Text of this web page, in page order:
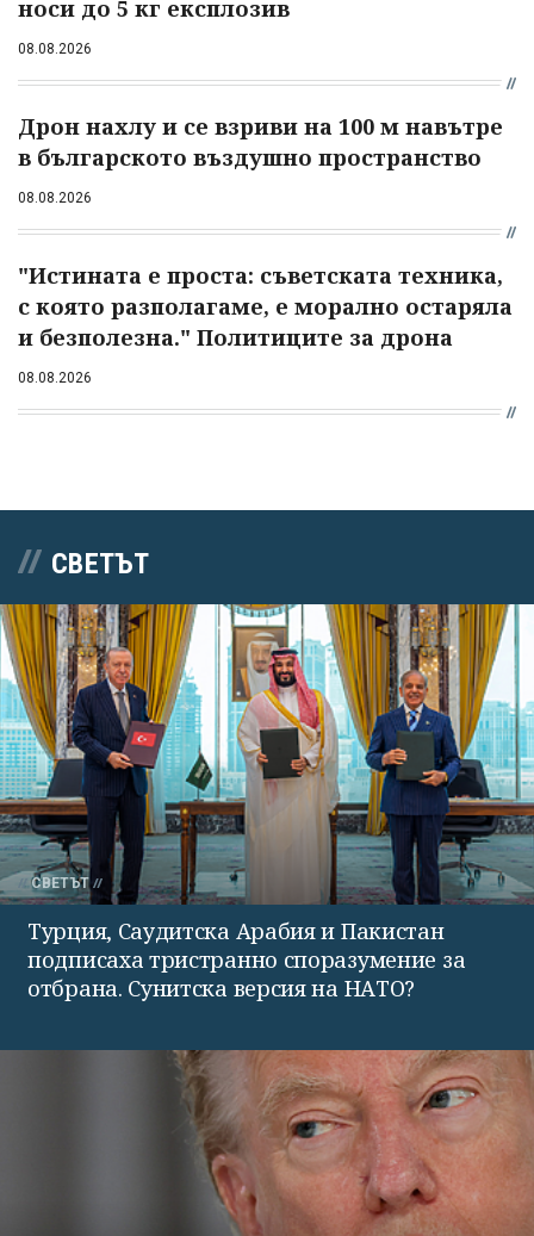
носи до 5 кг експлозив
08.08.2026
Дрон нахлу и се взриви на 100 м навътре
в българското въздушно пространство
08.08.2026
"Истината е проста: съветската техника,
с която разполагаме, е морално остаряла
и безполезна." Политиците за дрона
08.08.2026
СВЕТЪТ
СВЕТЪТ
Турция, Саудитска Арабия и Пакистан
подписаха тристранно споразумение за
отбрана. Сунитска версия на НАТО?